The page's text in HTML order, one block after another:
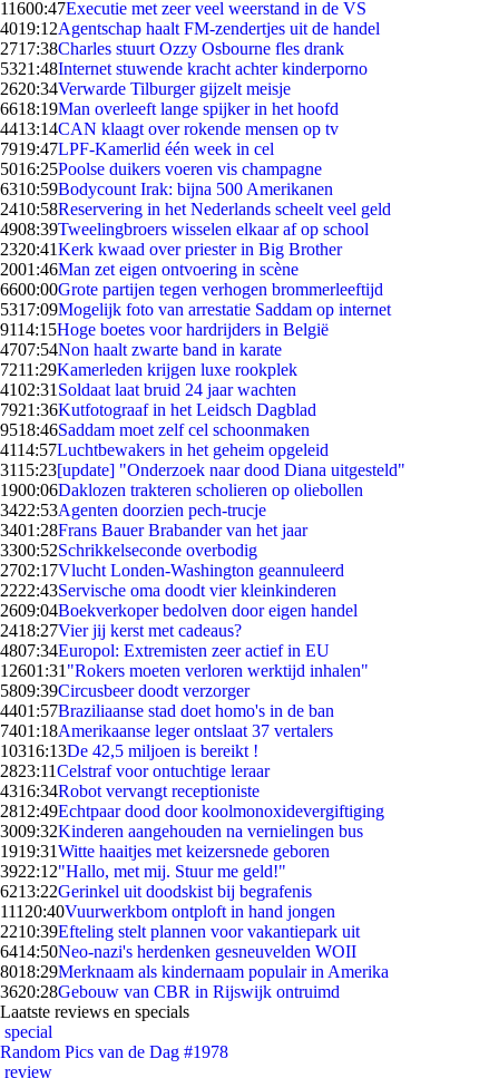
11600:47Executie met zeer veel weerstand in de VS
4019:12Agentschap haalt FM-zendertjes uit de handel
2717:38Charles stuurt Ozzy Osbourne fles drank
5321:48Internet stuwende kracht achter kinderporno
2620:34Verwarde Tilburger gijzelt meisje
6618:19Man overleeft lange spijker in het hoofd
4413:14CAN klaagt over rokende mensen op tv
7919:47LPF-Kamerlid één week in cel
5016:25Poolse duikers voeren vis champagne
6310:59Bodycount Irak: bijna 500 Amerikanen
2410:58Reservering in het Nederlands scheelt veel geld
4908:39Tweelingbroers wisselen elkaar af op school
2320:41Kerk kwaad over priester in Big Brother
2001:46Man zet eigen ontvoering in scène
6600:00Grote partijen tegen verhogen brommerleeftijd
5317:09Mogelijk foto van arrestatie Saddam op internet
9114:15Hoge boetes voor hardrijders in België
4707:54Non haalt zwarte band in karate
7211:29Kamerleden krijgen luxe rookplek
4102:31 Soldaat laat bruid 24 jaar wachten
7921:36Kutfotograaf in het Leidsch Dagblad
9518:46Saddam moet zelf cel schoonmaken
4114:57Luchtbewakers in het geheim opgeleid
3115:23[update] "Onderzoek naar dood Diana uitgesteld"
1900:06Daklozen trakteren scholieren op oliebollen
3422:53Agenten doorzien pech-trucje
3401:28Frans Bauer Brabander van het jaar
3300:52Schrikkelseconde overbodig
2702:17Vlucht Londen-Washington geannuleerd
2222:43Servische oma doodt vier kleinkinderen
2609:04Boekverkoper bedolven door eigen handel
2418:27Vier jij kerst met cadeaus?
4807:34Europol: Extremisten zeer actief in EU
12601:31 "Rokers moeten verloren werktijd inhalen"
5809:39Circusbeer doodt verzorger
4401:57Braziliaanse stad doet homo's in de ban
7401:18Amerikaanse leger ontslaat 37 vertalers
10316:13De 42,5 miljoen is bereikt !
2823:11Celstraf voor ontuchtige leraar
4316:34Robot vervangt receptioniste
2812:49Echtpaar dood door koolmonoxidevergiftiging
3009:32Kinderen aangehouden na vernielingen bus
1919:31Witte haaitjes met keizersnede geboren
3922:12"Hallo, met mij. Stuur me geld!"
6213:22Gerinkel uit doodskist bij begrafenis
111 20:40Vuurwerkbom ontploft in hand jongen
2210:39Efteling stelt plannen voor vakantiepark uit
6414:50Neo-nazi's herdenken gesneuvelden WOII
8018:29Merknaam als kindernaam populair in Amerika
3620:28Gebouw van CBR in Rijswijk ontruimd
Laatste reviews en specials
special
Random Pics van de Dag #1978
review